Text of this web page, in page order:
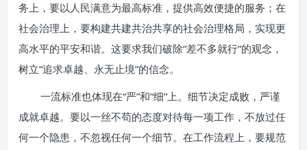
务上，要以人民满意为最高标准，提供高效便捷的服务；在
社会治理上，要构建共建共治共享的社会治理格局，实现更
高水平的平安和谐。这要求我们破除“差不多就行”的观念，
树立“追求卓越、永无止境”的信念。
一流标准也体现在“严”和“细”上。细节决定成败，严谨
成就卓越。要以一丝不苟的态度对待每一项工作，不放过任
何一个隐患，不忽视任何一个细节。在工作流程上，要规范